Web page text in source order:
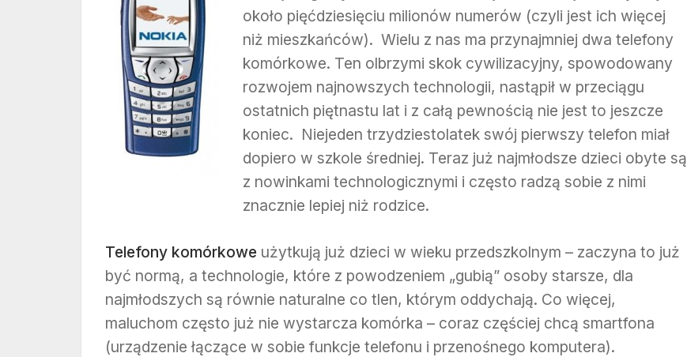
około pięćdziesięciu milionów numerów (czyli jest ich więcej
niż mieszkańców). Wielu z nas ma przynajmniej dwa telefony
komórkowe. Ten olbrzymi skok cywilizacyjny, spowodowany
rozwojem najnowszych technologii, nastąpił w przeciągu
ostatnich piętnastu lat i z całą pewnością nie jest to jeszcze
koniec. Niejeden trzydziestolatek swój pierwszy telefon miał
dopiero w szkole średniej. Teraz już najmłodsze dzieci obyte są
z nowinkami technologicznymi i często radzą sobie z nimi
znacznie lepiej niż rodzice.
Telefony komórkowe użytkują już dzieci w wieku przedszkolnym – zaczyna to już
być normą, a technologie, które z powodzeniem „gubią” osoby starsze, dla
najmłodszych są równie naturalne co tlen, którym oddychają. Co więcej,
maluchom często już nie wystarcza komórka – coraz częściej chcą smartfona
(urządzenie łączące w sobie funkcje telefonu i przenośnego komputera).